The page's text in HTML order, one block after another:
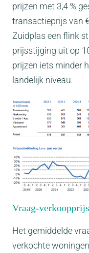
prijzen met 3,4 %
transactieprijs van
Zuidplas een flink
prijsstijging uit op
prijzen iets minder
landelijk niveau.
Vraag-
Het gemiddelde
verkochte